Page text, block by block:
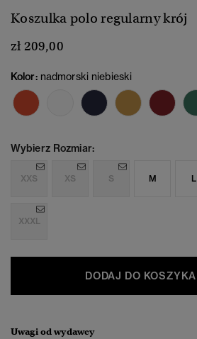
Koszulka polo regularny krój
zł 209,00
Kolor: nadmorski niebieski
Wybierz Rozmiar:
XXS XS S M L
XXXL
DODAJ DO KOSZYKA
Uwagi od wydawcy